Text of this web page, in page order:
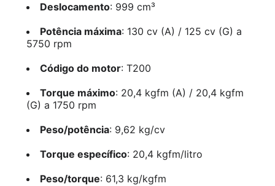
Deslocamento: 999 cm³
Potência máxima: 130 cv (A) / 125 cv (G) a
5750 rpm
Código do motor: T200
Torque máximo: 20,4 kgfm (A) / 20,4 kgfm
(G) a 1750 rpm
Peso/potência: 9,62 kg/cv
Torque específico: 20,4 kgfm/litro
Peso/torque: 61,3 kg/kgfm